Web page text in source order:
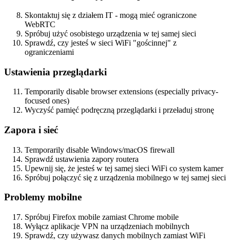
Skontaktuj się z działem IT - mogą mieć ograniczone
WebRTC
Spróbuj użyć osobistego urządzenia w tej samej sieci
Sprawdź, czy jesteś w sieci WiFi "gościnnej" z
ograniczeniami
Ustawienia przeglądarki
Temporarily disable browser extensions (especially privacy-
focused ones)
Wyczyść pamięć podręczną przeglądarki i przeładuj stronę
Zapora i sieć
Temporarily disable Windows/macOS firewall
Sprawdź ustawienia zapory routera
Upewnij się, że jesteś w tej samej sieci WiFi co system kamer
Spróbuj połączyć się z urządzenia mobilnego w tej samej sieci
Problemy mobilne
Spróbuj Firefox mobile zamiast Chrome mobile
Wyłącz aplikacje VPN na urządzeniach mobilnych
Sprawdź, czy używasz danych mobilnych zamiast WiFi